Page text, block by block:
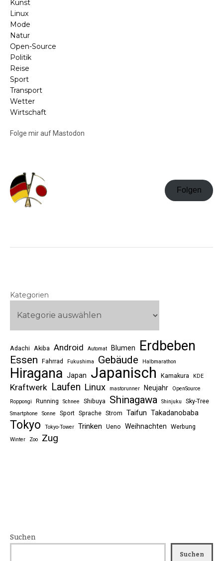
Kunst
Linux
Mode
Natur
Open-Source
Politik
Reise
Sport
Transport
Wetter
Wirtschaft
Folge mir auf Mastodon
Folgen
Kategorien
Adachi Akiba Android Automat Blumen Erdbeben
Essen Fahrrad Fukushima Gebäude Halbmarathon
Hiragana Japan Japanisch Kamakura KDE
Kraftwerk Laufen Linux mastorunner Neujahr
OpenSource
Roppongi
Running Schnee Shibuya Shinagawa Shinjuku Sky-Tree
Smartphone Sonne Sport Sprache Strom Taifun Takadanobaba
Tokyo Tokyo-Tower Trinken Ueno Weihnachten Werbung
Winter Zoo Zug
Suchen
Suchen